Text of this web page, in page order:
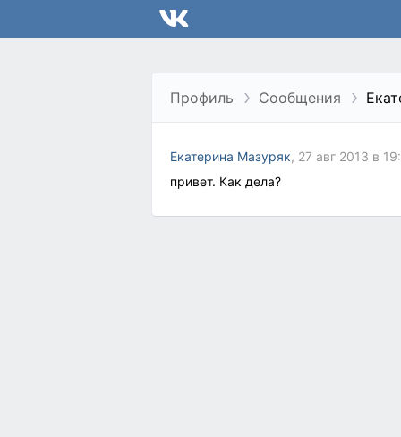
Профиль Сообщения
Екатерина Мазуряк, 27 авг 2013 в
привет. Как дела?